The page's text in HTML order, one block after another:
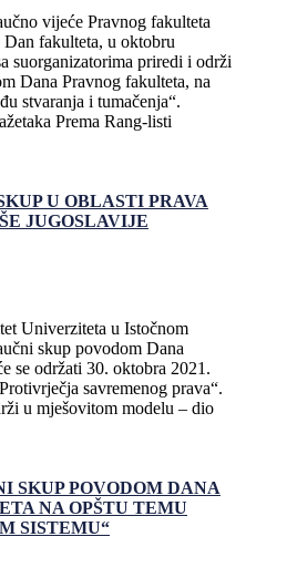
vijeće Pravnog fakulteta
fakulteta, u oktobru
suorganizatorima priredi i održi
Dana Pravnog fakulteta, na
stvaranja i tumačenja“.
Prema Rang-listi
U OBLASTI PRAVA
JUGOSLAVIJE
Univerziteta u Istočnom
skup povodom Dana
se održati 30. oktobra 2021.
savremenog prava“.
u mješovitom modelu – dio
SKUP POVODOM DANA
NA OPŠTU TEMU
SISTEMU“